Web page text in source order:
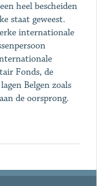
heel bescheiden
staat geweest.
internationale
Fonds, de
Belgen zoals
de oorsprong.